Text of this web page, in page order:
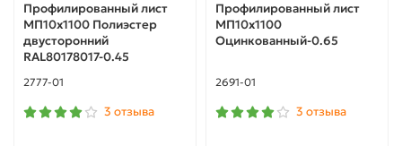
Профилированный лист
МП10х1100 Полиэстер
двусторонний
RAL80178017-0.45
2777-01
3 отзыва
Профилированный лист
МП10х1100
Оцинкованный-0.65
2691-01
3 отзыва